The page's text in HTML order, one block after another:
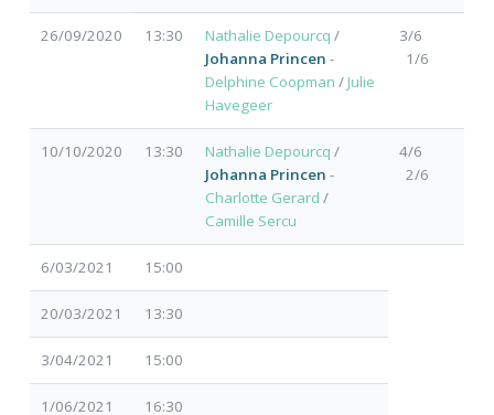
26/09/2020 13:30 Nathalie Depourcq /
Johanna Princen -
Delphine Coopman / Julie
Havegeer
3/6
1/6
10/10/2020 13:30 Nathalie Depourcq /
Johanna Princen -
Charlotte Gerard /
Camille Sercu
4/6
2/6
6/03/2021 15:00
20/03/2021 13:30
3/04/2021 15:00
1/06/2021 16:30